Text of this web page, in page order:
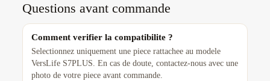
Questions avant commande
Comment verifier la compatibilite ?
Selectionnez uniquement une piece rattachee au modele
VersLife S7PLUS. En cas de doute, contactez-nous avec une
photo de votre piece avant commande.